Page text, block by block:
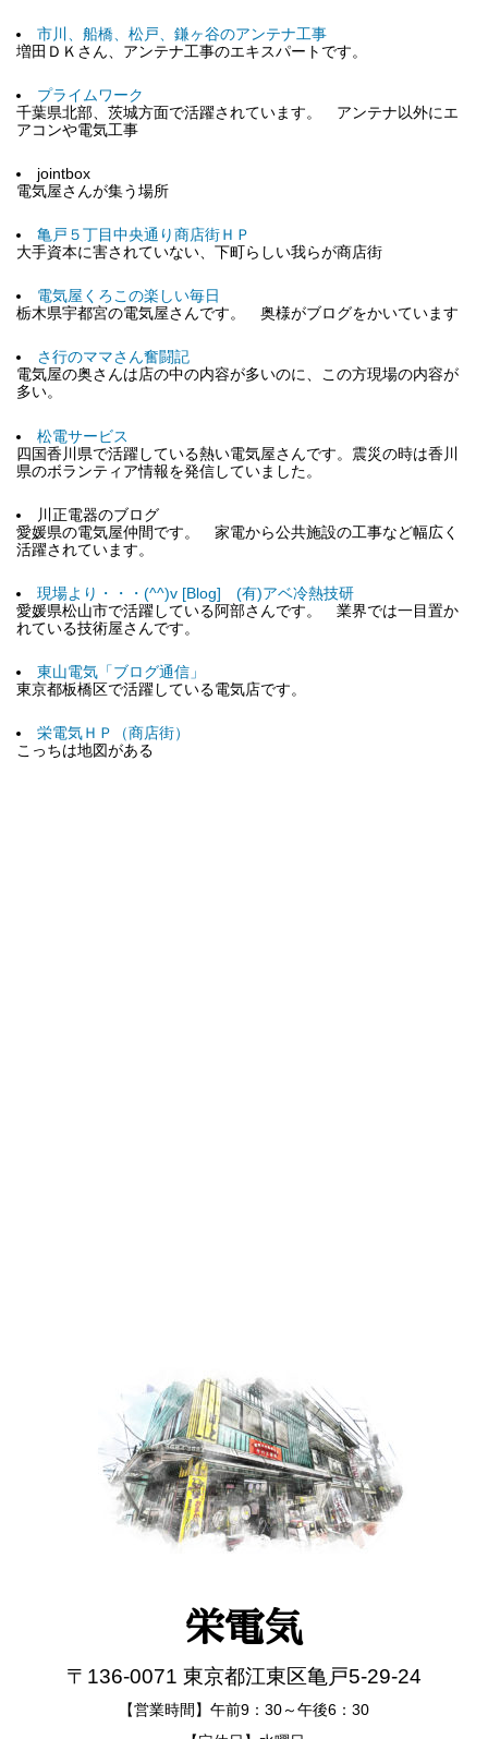
市川、船橋、松戸、鎌ヶ谷のアンテナ工事
増田ＤＫさん、アンテナ工事のエキスパートです。
プライムワーク
千葉県北部、茨城方面で活躍されています。 アンテナ以外にエ
アコンや電気工事
jointbox
電気屋さんが集う場所
亀戸５丁目中央通り商店街ＨＰ
大手資本に害されていない、下町らしい我らが商店街
電気屋くろこの楽しい毎日
栃木県宇都宮の電気屋さんです。 奥様がブログをかいています
さ行のママさん奮闘記
電気屋の奥さんは店の中の内容が多いのに、この方現場の内容が
多い。
松電サービス
四国香川県で活躍している熱い電気屋さんです。震災の時は香川
県のボランティア情報を発信していました。
川正電器のブログ
愛媛県の電気屋仲間です。 家電から公共施設の工事など幅広く
活躍されています。
現場より・・・(^^)v [Blog] (有)アベ冷熱技研
愛媛県松山市で活躍している阿部さんです。 業界では一目置か
れている技術屋さんです。
東山電気「ブログ通信」
東京都板橋区で活躍している電気店です。
栄電気ＨＰ（商店街）
こっちは地図がある
栄電気
〒136-0071 東京都江東区亀戸5-29-24
【営業時間】午前9：30～午後6：30